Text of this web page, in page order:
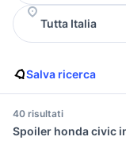
Salva ricerca
40 risultati
Spoiler honda civic